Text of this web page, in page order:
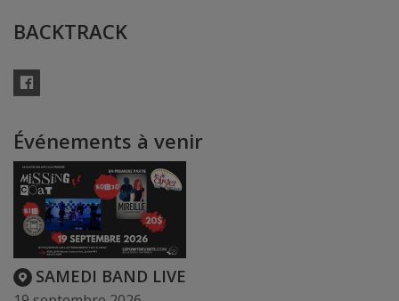
BACKTRACK
Événements à venir
SAMEDI BAND LIVE